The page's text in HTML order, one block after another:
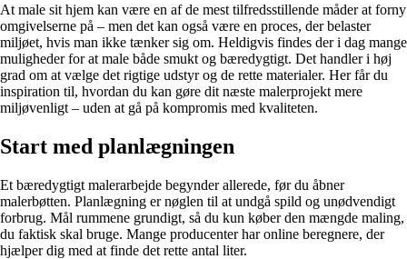
At male sit hjem kan være en af de mest tilfredsstillende måder at forny
omgivelserne på – men det kan også være en proces, der belaster
miljøet, hvis man ikke tænker sig om. Heldigvis findes der i dag mange
muligheder for at male både smukt og bæredygtigt. Det handler i høj
grad om at vælge det rigtige udstyr og de rette materialer. Her får du
inspiration til, hvordan du kan gøre dit næste malerprojekt mere
miljøvenligt – uden at gå på kompromis med kvaliteten.
Start med planlægningen
Et bæredygtigt malerarbejde begynder allerede, før du åbner
malerbøtten. Planlægning er nøglen til at undgå spild og unødvendigt
forbrug. Mål rummene grundigt, så du kun køber den mængde maling,
du faktisk skal bruge. Mange producenter har online beregnere, der
hjælper dig med at finde det rette antal liter.